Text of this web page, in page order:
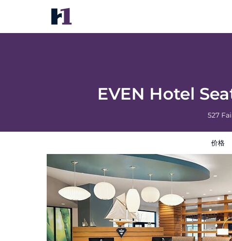
EVEN Hotel
527
价格
EVEN Hotel Seattle Downtown - Lake Union by
价格